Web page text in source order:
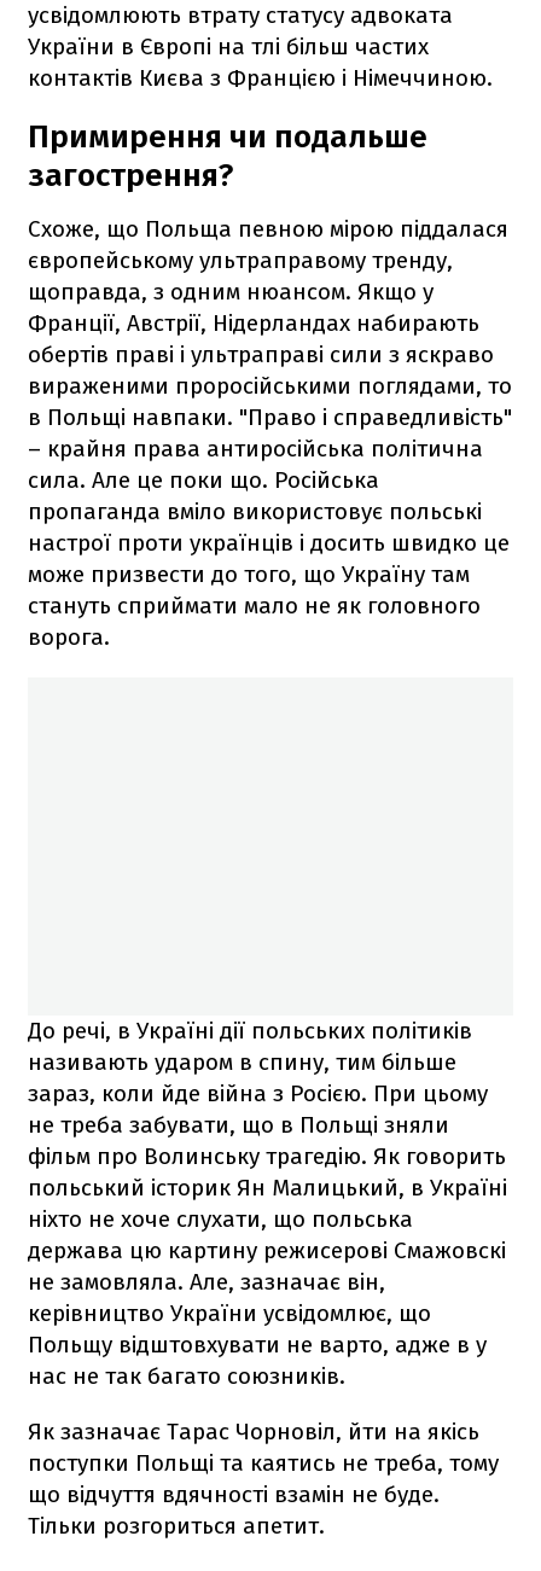
усвідомлюють втрату статусу адвоката
України в Європі на тлі більш частих
контактів Києва з Францією і Німеччиною.
Примирення чи подальше
загострення?
Схоже, що Польща певною мірою піддалася
європейському ультраправому тренду,
щоправда, з одним нюансом. Якщо у
Франції, Австрії, Нідерландах набирають
обертів праві і ультраправі сили з яскраво
вираженими проросійськими поглядами, то
в Польщі навпаки. "Право і справедливість"
– крайня права антиросійська політична
сила. Але це поки що. Російська
пропаганда вміло використовує польські
настрої проти українців і досить швидко це
може призвести до того, що Україну там
стануть сприймати мало не як головного
ворога.
До речі, в Україні дії польських політиків
називають ударом в спину, тим більше
зараз, коли йде війна з Росією. При цьому
не треба забувати, що в Польщі зняли
фільм про Волинську трагедію. Як говорить
польський історик Ян Малицький, в Україні
ніхто не хоче слухати, що польська
держава цю картину режисерові Смажовскі
не замовляла. Але, зазначає він,
керівництво України усвідомлює, що
Польщу відштовхувати не варто, адже в у
нас не так багато союзників.
Як зазначає Тарас Чорновіл, йти на якісь
поступки Польщі та каятись не треба, тому
що відчуття вдячності взамін не буде.
Тільки розгориться апетит.